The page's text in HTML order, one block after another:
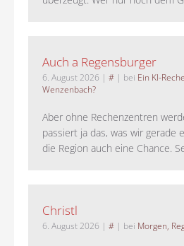
Auch a Regensburger
6. August 2026 | # | bei Ein KI-
Wenzenbach?
Aber ohne Rechenzentren
passiert ja das, was wir gerade
die Region auch eine Chance.
Christl
6. August 2026 | # | bei Morgen,